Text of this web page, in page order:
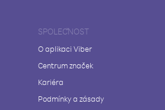
SPOLEČNOST
O aplikaci Viber
Centrum značek
Kariéra
Podmínky a zásady